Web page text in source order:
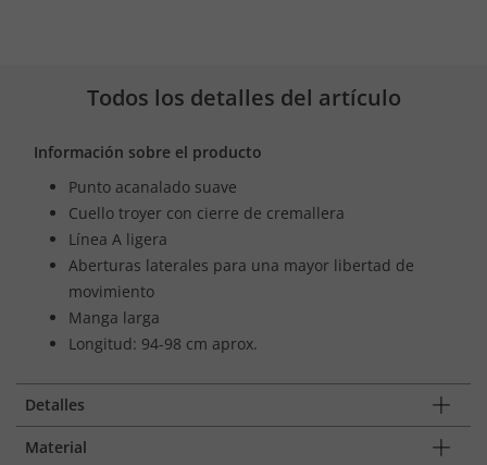
Todos los detalles del artículo
Información sobre el producto
Punto acanalado suave
Cuello troyer con cierre de cremallera
Línea A ligera
Aberturas laterales para una mayor libertad de
movimiento
Manga larga
Longitud: 94-98 cm aprox.
Detalles
Material